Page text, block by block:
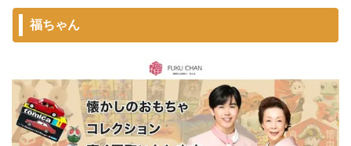
福ちゃん